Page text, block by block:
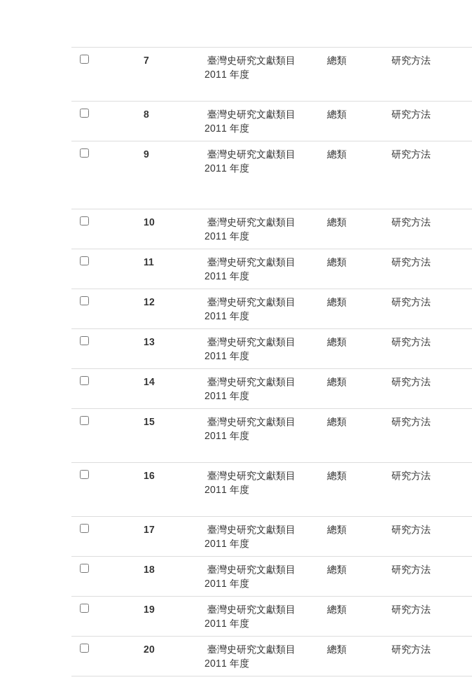
7
臺灣史研究文獻類目
2011 年度
總類 研究方法
8
臺灣史研究文獻類目
2011 年度
總類 研究方法
9
臺灣史研究文獻類目
2011 年度
總類 研究方法
10
臺灣史研究文獻類目
2011 年度
總類 研究方法
11
臺灣史研究文獻類目
2011 年度
總類 研究方法
12
臺灣史研究文獻類目
2011 年度
總類 研究方法
13
臺灣史研究文獻類目
2011 年度
總類 研究方法
14
臺灣史研究文獻類目
2011 年度
總類 研究方法
15
臺灣史研究文獻類目
2011 年度
總類 研究方法
16
臺灣史研究文獻類目
2011 年度
總類 研究方法
17
臺灣史研究文獻類目
2011 年度
總類 研究方法
18
臺灣史研究文獻類目
2011 年度
總類 研究方法
19
臺灣史研究文獻類目
2011 年度
總類 研究方法
20
臺灣史研究文獻類目
2011 年度
總類 研究方法